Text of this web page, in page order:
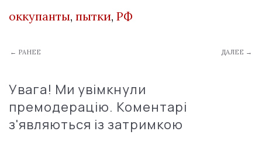
оккупанты, пытки, РФ
← РАНЕЕ ДАЛЕЕ →
Увага! Ми увімкнули
премодерацію. Коментарі
з'являються із затримкою